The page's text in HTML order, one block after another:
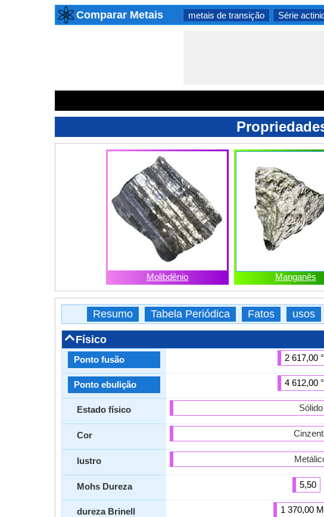
Comparar Metais metais de transição Série
Molibdênio Manganês
Resumo Tabela Periódica Fatos usos
Físico
Ponto fusão
Ponto ebulição
Estado físico
Cor
lustro
Mohs Dureza
dureza Brinell
2 617,00
4 612,00
Sólido
5,50
1 370,00